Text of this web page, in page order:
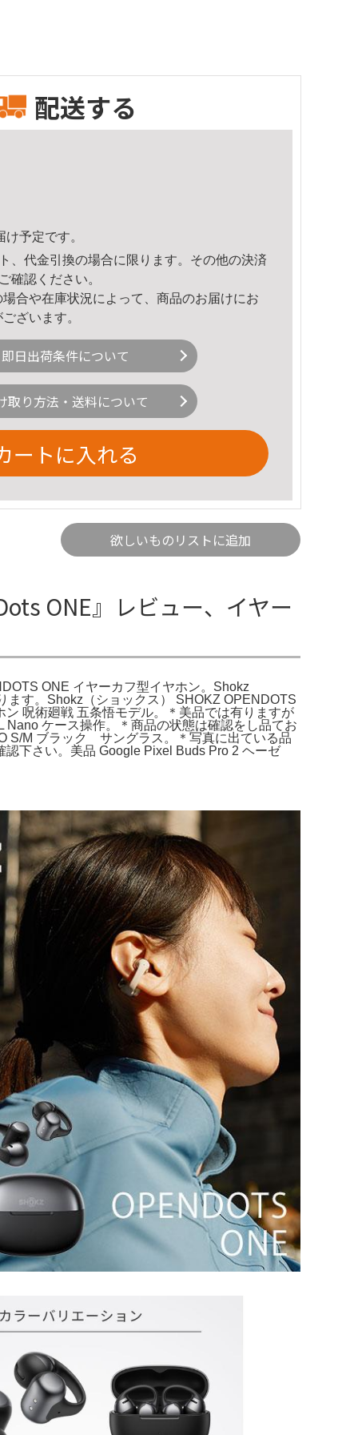
配送する
予定です。
、代金引換の場合に限ります。その他の決済
確認ください。
合や在庫状況によって、商品のお届けにお
ざいます。
即日出荷条件について
取り方法・送料について
ートに入れる
欲しいものリストに追加
ONE』レビュー、イヤー
ONE イヤーカフ型イヤホン。Shokz
ます。Shokz（ショックス） SHOKZ OPENDOTS
呪術廻戦 五条悟モデル。＊美品では有りますが
ケース操作。＊商品の状態は確認をし品てお
S/M ブラック サングラス。＊写真に出ている品
下さい。美品 Google Pixel Buds Pro 2 ヘーゼ